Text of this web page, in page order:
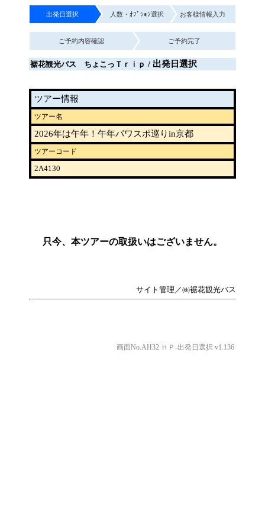
出発日選択 人数・ｵﾌﾟｼｮﾝ選択 お客様情報入力
ご予約内容確認 ご予約完了
裾花観光バス ちょこっＴｒｉｐ / 出発日選択
ツアー情報
ツアー名
2026年は午年！午年パワスポ巡りin京都
ツアーコード
2A4130
只今、本ツアーの取扱いはございません。
サイト管理／㈱裾花観光バス
画面No.AH32 ＨＰ-出発日選択 v1.136